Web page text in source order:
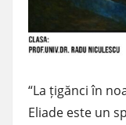
“La țigănci în
Eliade este un